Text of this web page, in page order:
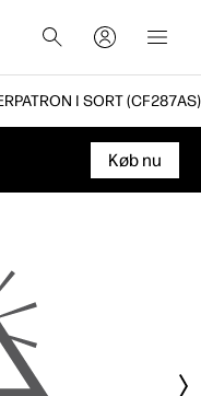
I SORT (CF287AS)
Køb nu